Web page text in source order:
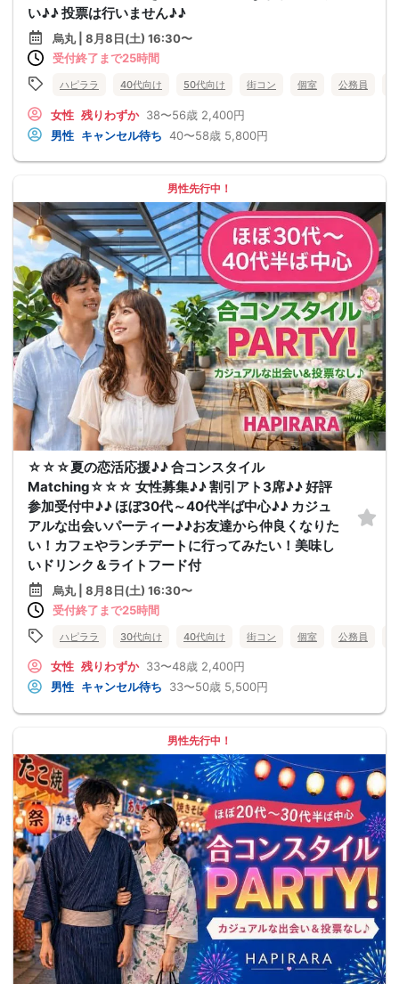
い♪♪ 投票は行いません♪♪
烏丸 | 8月8日(土) 16:30〜
受付終了まで25時間
ハピララ 40代向け 50代向け 街コン 個室 公務員
女性 残りわずか 38〜56歳 2,400円
男性 キャンセル待ち 40〜58歳 5,800円
男性先行中！
☆☆☆夏の恋活応援♪♪ 合コンスタイル
Matching☆☆☆ 女性募集♪♪ 割引アト3席♪♪ 好評
参加受付中♪♪ ほぼ30代～40代半ば中心♪♪ カジュ
アルな出会いパーティー♪♪お友達から仲良くなりた
い！カフェやランチデートに行ってみたい！美味し
いドリンク＆ライトフード付
烏丸 | 8月8日(土) 16:30〜
受付終了まで25時間
ハピララ 30代向け 40代向け 街コン 個室 公務員
女性 残りわずか 33〜48歳 2,400円
男性 キャンセル待ち 33〜50歳 5,500円
男性先行中！